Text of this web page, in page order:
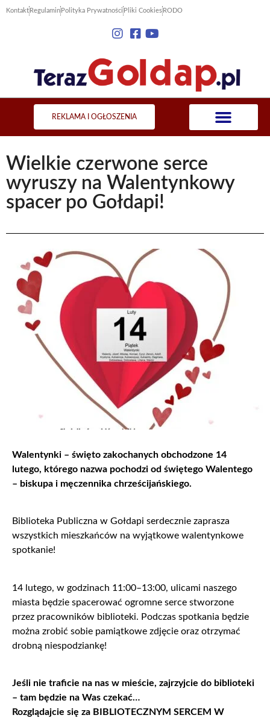
Kontakt Regulamin Polityka Prywatności Pliki Cookies RODO
REKLAMA I OGŁOSZENIA
Wielkie czerwone serce
wyruszy na Walentynkowy
spacer po Gołdapi!
Walentynki – święto zakochanych obchodzone 14
lutego, którego nazwa pochodzi od świętego Walentego
– biskupa i męczennika chrześcijańskiego.
Biblioteka Publiczna w Gołdapi serdecznie zaprasza
wszystkich mieszkańców na wyjątkowe walentynkowe
spotkanie!
14 lutego, w godzinach 11:00–13:00, ulicami naszego
miasta będzie spacerować ogromne serce stworzone
przez pracowników biblioteki. Podczas spotkania będzie
można zrobić sobie pamiątkowe zdjęcie oraz otrzymać
drobną niespodziankę!
Jeśli nie traficie na nas w mieście, zajrzyjcie do biblioteki
– tam będzie na Was czekać…
Rozglądajcie się za BIBLIOTECZNYM SERCEM W